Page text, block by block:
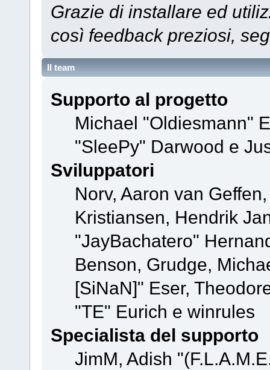
Grazie di installare ed
così feedback preziosi,
Il team
Supporto al progetto
Michael "Oldiesmann"
"SleePy" Darwood e
Sviluppatori
Norv, Aaron van
Kristiansen, Hendrik
"JayBachatero"
Benson, Grudge,
[SiNaN]" Eser,
"TE" Eurich e winrules
Specialista del supporto
JimM, Adish